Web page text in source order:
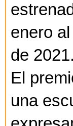
enero
de 2021.
El
una